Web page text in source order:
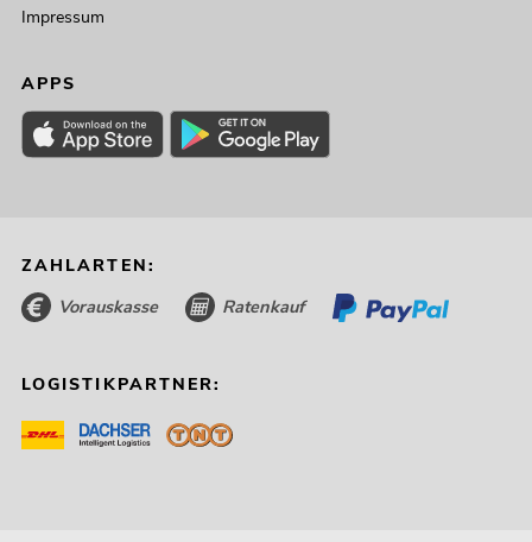
Impressum
APPS
ZAHLARTEN:
Vorauskasse Ratenkauf
LOGISTIKPARTNER: